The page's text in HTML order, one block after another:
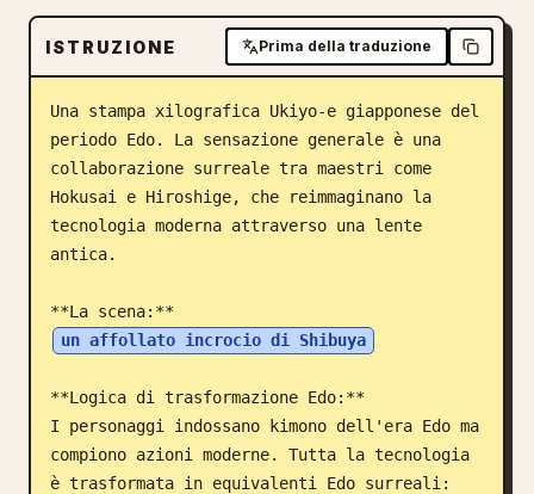
Blog
ISTRUZIONE Prima della traduzione
Una stampa xilografica Ukiyo-e giapponese del
periodo Edo. La sensazione generale è una
collaborazione surreale tra maestri come
Hokusai e Hiroshige, che reimmaginano la
tecnologia moderna attraverso una lente
antica.
**La scena:**
un affollato incrocio di Shibuya
**Logica di trasformazione Edo:**
I personaggi indossano kimono dell'era Edo ma
compiono azioni moderne. Tutta la tecnologia
è trasformata in equivalenti Edo surreali: